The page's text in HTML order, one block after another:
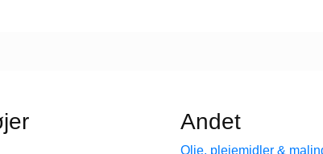
Andet
Olie, plejemidler &